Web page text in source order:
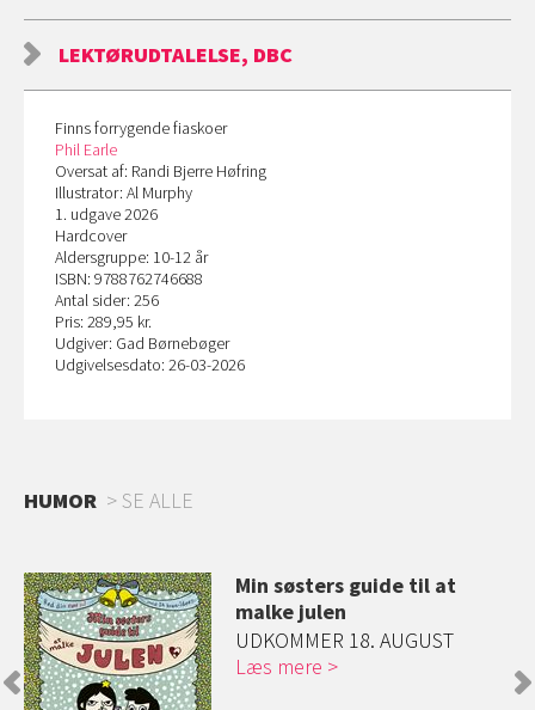
LEKTØRUDTALELSE, DBC
Finns forrygende fiaskoer
Phil Earle
Oversat af: Randi Bjerre Høfring
Illustrator: Al Murphy
1. udgave 2026
Hardcover
Aldersgruppe: 10-12 år
ISBN: 9788762746688
Antal sider: 256
Pris: 289,95 kr.
Udgiver: Gad Børnebøger
Udgivelsesdato: 26-03-2026
HUMOR SE ALLE
Min søsters guide til at
malke julen
UDKOMMER 18. AUGUST
Læs mere